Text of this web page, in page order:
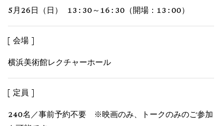
5月26日（日） 13:30～16:30（開場：13:00）
会場
横浜美術館レクチャーホール
定員
240名／事前予約不要 ※映画のみ、トークのみのご参加